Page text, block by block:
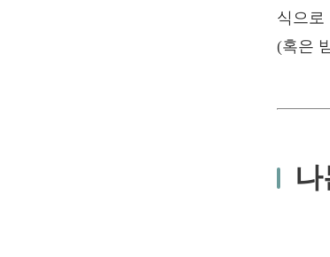
식으로
(혹은